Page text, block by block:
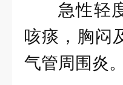
急性轻
咳痰，胸闷
气管周围炎。